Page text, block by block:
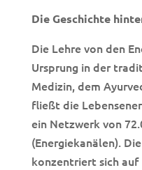
Die Geschichte
Die Lehre von den
Ursprung in der
Medizin, dem
fließt die
ein Netzwerk von
(Energiekanälen). Die
konzentriert sich auf